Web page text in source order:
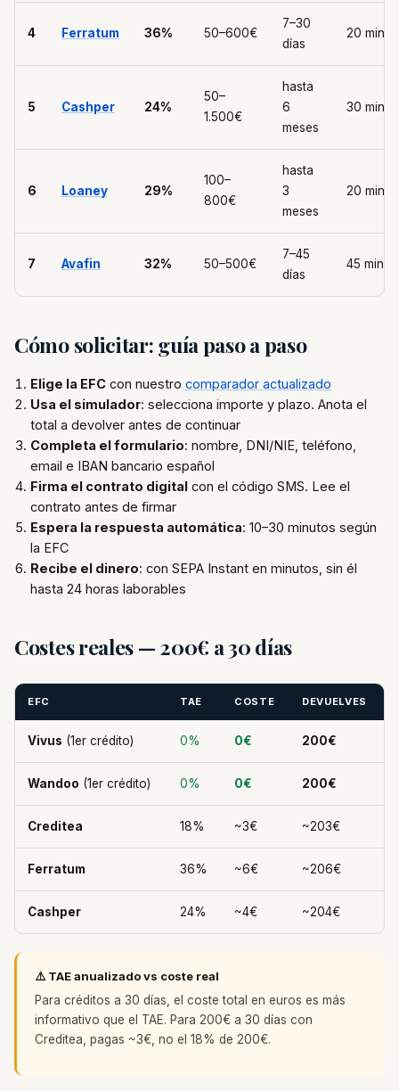
4 Ferratum 36% 50–600€
7–30
días
20 min
5 Cashper 24%
50–
1.500€
hasta
6
meses
30 min
6 Loaney 29%
100–
800€
hasta
3
meses
20 min
7 Avafin 32% 50–500€
7–45
días
45 min
Cómo solicitar: guía paso a paso
Elige la EFC con nuestro comparador actualizado
Usa el simulador: selecciona importe y plazo. Anota el
total a devolver antes de continuar
Completa el formulario: nombre, DNI/NIE, teléfono,
email e IBAN bancario español
Firma el contrato digital con el código SMS. Lee el
contrato antes de firmar
Espera la respuesta automática: 10–30 minutos según
la EFC
Recibe el dinero: con SEPA Instant en minutos, sin él
hasta 24 horas laborables
Costes reales — 200€ a 30 días
EFC TAE COSTE DEVUELVES
Vivus (1er crédito) 0% 0€ 200€
Wandoo (1er crédito) 0% 0€ 200€
Creditea 18% ~3€ ~203€
Ferratum 36% ~6€ ~206€
Cashper 24% ~4€ ~204€
⚠️ TAE anualizado vs coste real
Para créditos a 30 días, el coste total en euros es más
informativo que el TAE. Para 200€ a 30 días con
Creditea, pagas ~3€, no el 18% de 200€.